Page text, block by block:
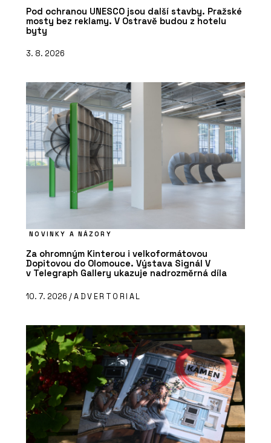
Pod ochranou UNESCO jsou další stavby. Pražské
mosty bez reklamy. V Ostravě budou z hotelu
byty
3. 8. 2026
NOVINKY A NÁZORY
Za ohromným Kinterou i velkoformátovou
Dopitovou do Olomouce. Výstava Signál V
v Telegraph Gallery ukazuje nadrozměrná díla
10. 7. 2026 /ADVERTORIAL